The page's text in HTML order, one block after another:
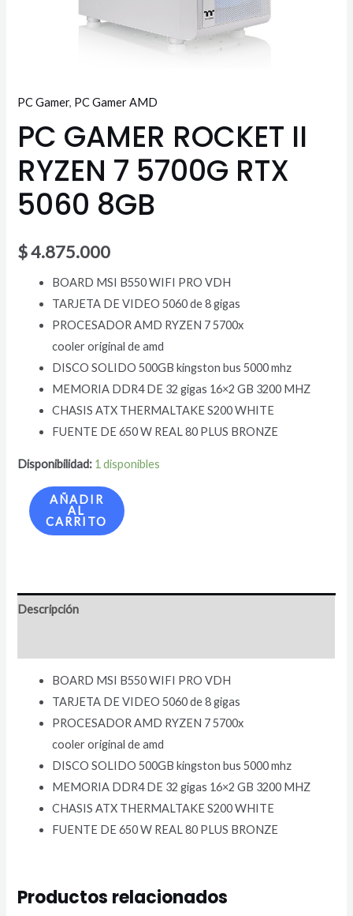
PC Gamer, PC Gamer AMD
PC GAMER ROCKET II
RYZEN 7 5700G RTX
5060 8GB
$4.875.000
BOARD MSI B550 WIFI PRO VDH
TARJETA DE VIDEO 5060 de 8 gigas
PROCESADOR AMD RYZEN 7 5700x
cooler original de amd
DISCO SOLIDO 500GB kingston bus 5000 mhz
MEMORIA DDR4 DE 32 gigas 16×2 GB 3200 MHZ
CHASIS ATX THERMALTAKE S200 WHITE
FUENTE DE 650 W REAL 80 PLUS BRONZE
Disponibilidad: 1 disponibles
AÑADIR
AL
CARRITO
Descripción
BOARD MSI B550 WIFI PRO VDH
TARJETA DE VIDEO 5060 de 8 gigas
PROCESADOR AMD RYZEN 7 5700x
cooler original de amd
DISCO SOLIDO 500GB kingston bus 5000 mhz
MEMORIA DDR4 DE 32 gigas 16×2 GB 3200 MHZ
CHASIS ATX THERMALTAKE S200 WHITE
FUENTE DE 650 W REAL 80 PLUS BRONZE
Productos relacionados